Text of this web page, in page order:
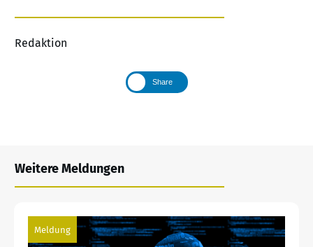
Redaktion
Share
Weitere Meldungen
Meldung